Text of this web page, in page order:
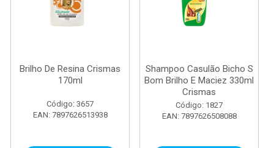
Brilho De Resina Crismas
170ml
Código: 3657
EAN: 7897626513938
Shampoo Casulão Bicho S
Bom Brilho E Maciez 330ml
Crismas
Código: 1827
EAN: 7897626508088